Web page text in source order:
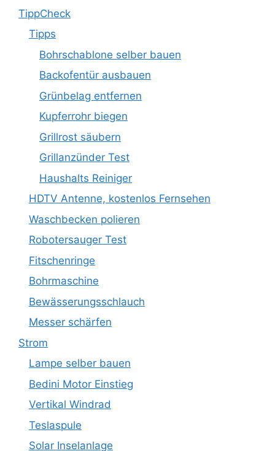
TippCheck
Tipps
Bohrschablone selber bauen
Backofentür ausbauen
Grünbelag entfernen
Kupferrohr biegen
Grillrost säubern
Grillanzünder Test
Haushalts Reiniger
HDTV Antenne, kostenlos Fernsehen
Waschbecken polieren
Robotersauger Test
Fitschenringe
Bohrmaschine
Bewässerungsschlauch
Messer schärfen
Strom
Lampe selber bauen
Bedini Motor Einstieg
Vertikal Windrad
Teslaspule
Solar Inselanlage